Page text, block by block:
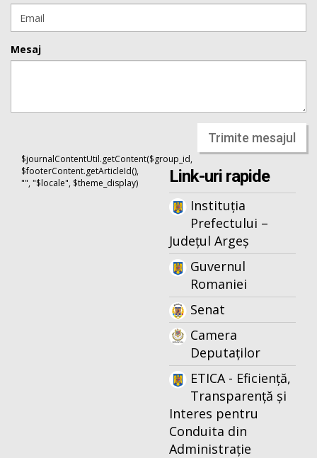
Mesaj
Trimite mesajul
$journalContentUtil.getContent($group_id,
$footerContent.getArticleId(),
"", "$locale", $theme_display)
Link-uri rapide
Instituția
Prefectului –
Județul Argeș
Guvernul
Romaniei
Senat
Camera
Deputaților
ETICA - Eficiență,
Transparență și
Interes pentru
Conduita din
Administrație